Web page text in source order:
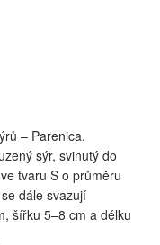
– Parenica.
sýr, svinutý do
tvaru S o průměru
dále svazují
šířku 5–8 cm a délku